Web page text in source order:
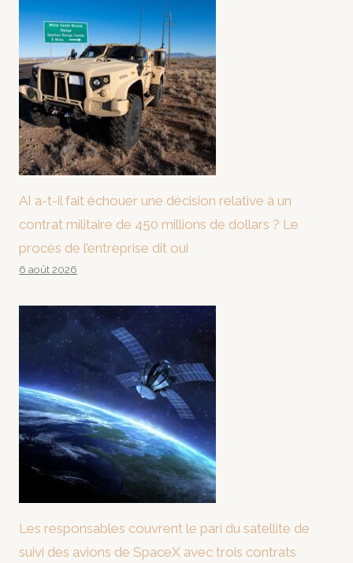
AI a-t-il fait échouer une décision relative à un
contrat militaire de 450 millions de dollars ? Le
procès de l’entreprise dit oui
6 août 2026
Les responsables couvrent le pari du satellite de
suivi des avions de SpaceX avec trois contrats